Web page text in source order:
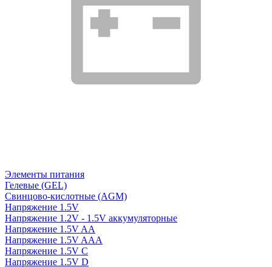
Элементы питания
Гелевые (GEL)
Свинцово-кислотные (AGM)
Напряжение 1.5V
Напряжение 1.2V - 1.5V аккумуляторные
Напряжение 1.5V AA
Напряжение 1.5V AAA
Напряжение 1.5V C
Напряжение 1.5V D